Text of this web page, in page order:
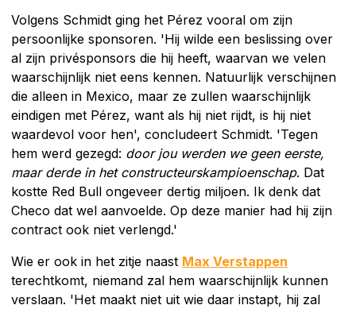
Volgens Schmidt ging het Pérez vooral om zijn
persoonlijke sponsoren. 'Hij wilde een beslissing over
al zijn privésponsors die hij heeft, waarvan we velen
waarschijnlijk niet eens kennen. Natuurlijk verschijnen
die alleen in Mexico, maar ze zullen waarschijnlijk
eindigen met Pérez, want als hij niet rijdt, is hij niet
waardevol voor hen', concludeert Schmidt. 'Tegen
hem werd gezegd: door jou werden we geen eerste,
maar derde in het constructeurskampioenschap. Dat
kostte Red Bull ongeveer dertig miljoen. Ik denk dat
Checo dat wel aanvoelde. Op deze manier had hij zijn
contract ook niet verlengd.'
Wie er ook in het zitje naast Max Verstappen
terechtkomt, niemand zal hem waarschijnlijk kunnen
verslaan. 'Het maakt niet uit wie daar instapt, hij zal